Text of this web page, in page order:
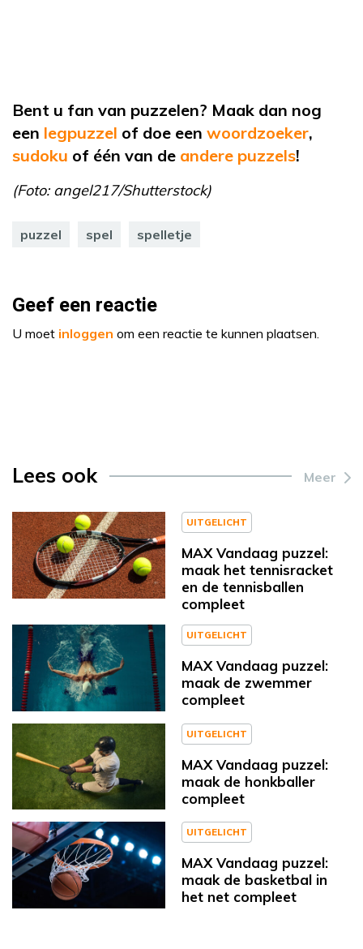
Bent u fan van puzzelen? Maak dan nog
een legpuzzel of doe een woordzoeker,
sudoku of één van de andere puzzels!
(Foto: angel217/Shutterstock)
puzzel spel spelletje
Geef een reactie
U moet inloggen om een reactie te kunnen plaatsen.
Lees ook Meer
UITGELICHT
MAX Vandaag puzzel:
maak het tennisracket
en de tennisballen
compleet
UITGELICHT
MAX Vandaag puzzel:
maak de zwemmer
compleet
UITGELICHT
MAX Vandaag puzzel:
maak de honkballer
compleet
UITGELICHT
MAX Vandaag puzzel:
maak de basketbal in
het net compleet